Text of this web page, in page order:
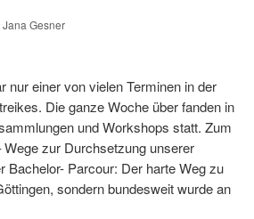
nur einer von vielen Terminen in der
Die ganze Woche über fanden in
und Workshops statt. Zum
Wege zur Durchsetzung unserer
Bachelor- Parcour: Der harte Weg zu
sondern bundesweit wurde an